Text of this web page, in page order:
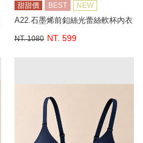
甜甜價 BEST NEW
A22.石墨烯前釦絲光蕾絲軟杯內衣
NT. 1080 NT. 599